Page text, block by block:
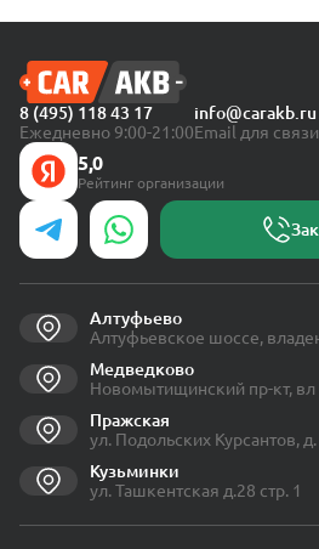
8 (495) 118 43 17
Ежедневно 9:00-21:00
info@carakb.ru
Email для связи
5,0
Рейтинг организации
Алтуфьево
Алтуфьевское шоссе,
Медведково
Новомытищинский пр-кт, вл
Пражская
ул. Подольских Курсантов, д.
Кузьминки
ул. Ташкентская д.28 стр. 1